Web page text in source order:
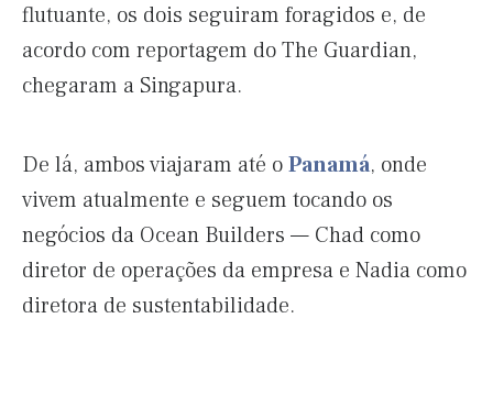
flutuante, os dois seguiram foragidos e, de
acordo com reportagem do The Guardian,
chegaram a Singapura.
De lá, ambos viajaram até oPanamá, onde
vivem atualmente e seguem tocando os
negócios da Ocean Builders — Chad como
diretor de operações da empresa e Nadia como
diretora de sustentabilidade.